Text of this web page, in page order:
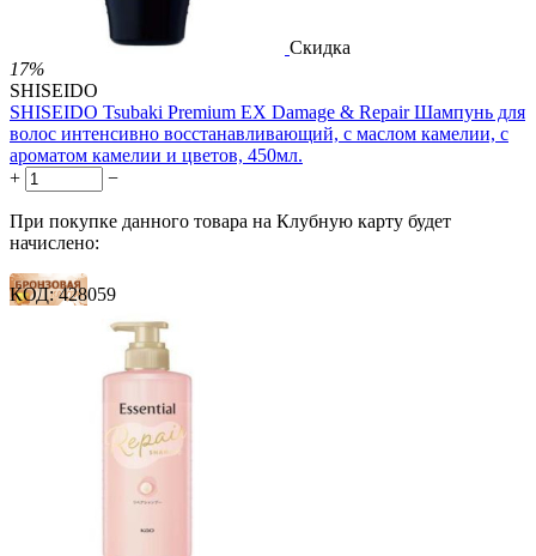
Скидка
17%
SHISEIDO
SHISEIDO Tsubaki Premium EX Damage & Repair Шампунь для
волос интенсивно восстанавливающий, с маслом камелии, с
ароматом камелии и цветов, 450мл.
+
−
При покупке данного товара на Клубную карту будет
начислено:
24 балла
40 баллов
1 578.00 Р
за 1.00 мл
КОД: 428059